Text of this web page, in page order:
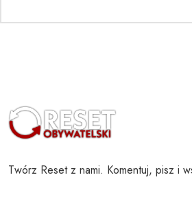
Twórz Reset z nami. Komentuj, pisz i